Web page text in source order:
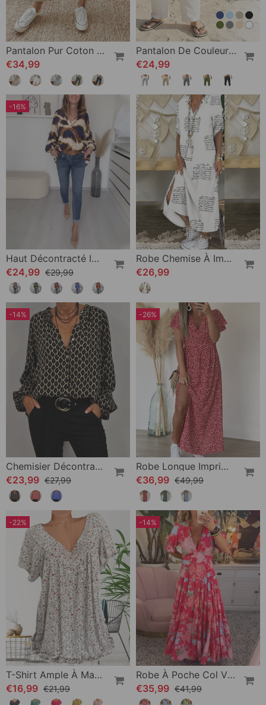
Pantalon Pur Coton Couleur Unie
€34,99
Pantalon De Couleur Unie Respirant En Coton Lin
€24,99
-16%
Haut Décontracté Imprimé À Col En V
€24,99 €29,99
Robe Chemise À Imprimé Fendu
€26,99
-14%
Chemisier Décontracté Avec Col En V
€23,99 €27,99
-26%
Robe Longue Imprimée À Encolure En V
€36,99 €49,99
-22%
T-Shirt Ample À Manches Courtes Et Col V
€16,99 €21,99
-14%
Robe À Poche Col V Imprimé Fleuri
€35,99 €41,99